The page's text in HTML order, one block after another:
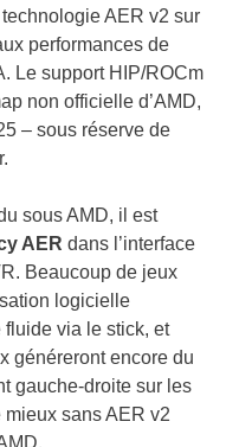
technologie AER v2 sur
performances de
Le support HIP/ROCm
non officielle d’AMD,
– sous réserve de
sous AMD, il est
AER dans l’interface
Beaucoup de jeux
logicielle
fluide via le stick, et
généreront encore du
gauche-droite sur les
mieux sans AER v2